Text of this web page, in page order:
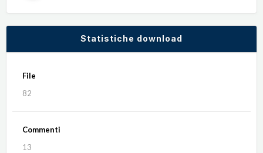
Statistiche download
File
82
Commenti
13